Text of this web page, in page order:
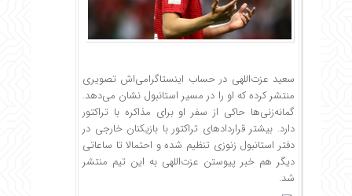
سعید عزت‌اللهی در حساب اینستاگرامی‌اش تصویری
منتشر کرده که او را در مسیر استانبول نشان می‌دهد.
گمانه‌زنی‌ها حاکی از سفر او برای مذاکره با تراکتور
دارد. بیشتر قراردادهای تراکتور با بازیکنان خارجی در
دفتر استانبول زنوزی تنظیم شده و احتمالا تا ساعاتی
دیگر هم خبر پیوستن عزت‌اللهی به این تیم منتشر
شد.